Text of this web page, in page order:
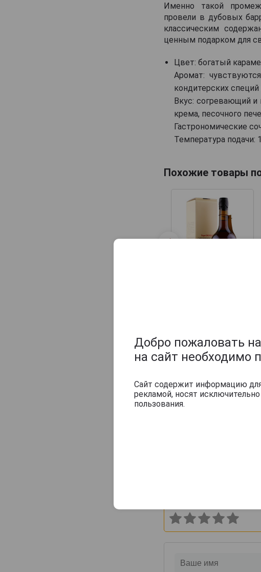
Именно такой
провели в дубовых
классическим
ценным подарком для
Цвет: богатый
Аромат:
кондитерских
Вкус: согревающий и
крема, песочного
Гастрономические
Температура подачи:
Похожие товары
Похожие товары
Добро пожаловать
на сайт необходимо
Сайт содержит информацию
рекламой, носят
пользования.